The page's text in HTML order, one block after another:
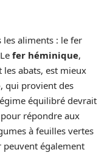
aliments : le fer
fer héminique,
les abats, est mieux
, qui provient des
équilibré devrait
répondre aux
à feuilles vertes
peuvent également